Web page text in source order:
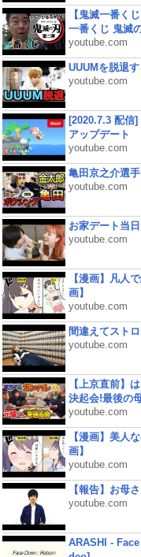
【鬼滅一番く
一番くじ 鬼滅
youtube.com
UUUMを脱退
youtube.com
[2020.7.3 配信
アップデート
youtube.com
亀田京之介選
youtube.com
お家デート当日
youtube.com
【漫画】凡人
画】
youtube.com
間違えてスト
youtube.com
【上京直前】
決起会!最後の
youtube.com
【漫画】美人
画】
youtube.com
【報告】お母
youtube.com
ARASHI -